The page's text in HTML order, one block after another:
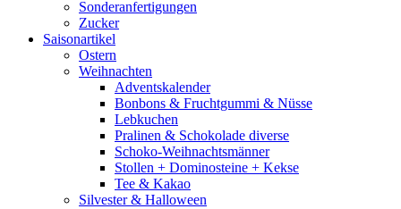
Sonderanfertigungen
Zucker
Saisonartikel
Ostern
Weihnachten
Adventskalender
Bonbons & Fruchtgummi & Nüsse
Lebkuchen
Pralinen & Schokolade diverse
Schoko-Weihnachtsmänner
Stollen + Dominosteine + Kekse
Tee & Kakao
Silvester & Halloween